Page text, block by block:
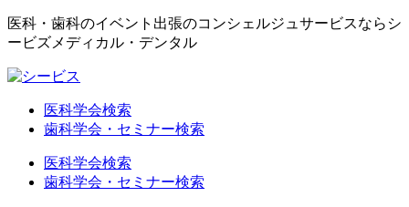
医科・歯科のイベント出張のコンシェルジュサービスならシ
ービズメディカル・デンタル
医科学会検索
歯科学会・セミナー検索
医科学会検索
歯科学会・セミナー検索